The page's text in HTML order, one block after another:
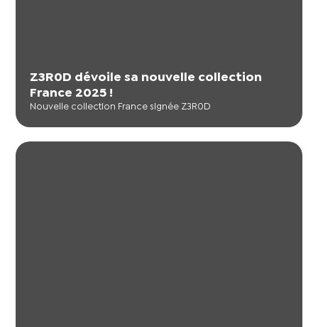
Z3R0D dévoile sa nouvelle collection
France 2025 !
Nouvelle collection France signée Z3R0D